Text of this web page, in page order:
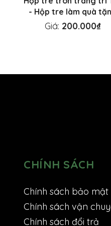
- Hộp tre làm quà
sang trọng
Giá: 200.000₫
CHÍNH SÁCH
Chính sách bảo mật
Chính sách vận
Chính sách đổi trả